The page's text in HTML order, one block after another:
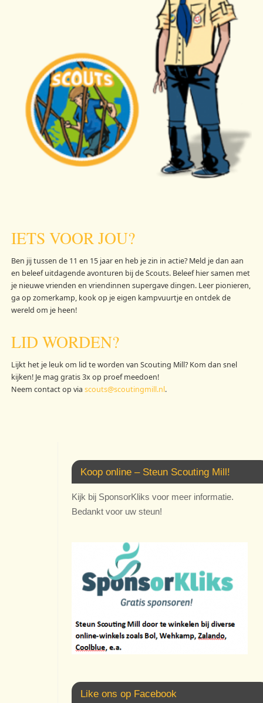
IETS VOOR JOU?
Ben jij tussen de 11 en 15 jaar en heb je zin in actie? Meld je dan aan
en beleef uitdagende avonturen bij de Scouts. Beleef hier samen met
je nieuwe vrienden en vriendinnen supergave dingen. Leer pionieren,
ga op zomerkamp, kook op je eigen kampvuurtje en ontdek de
wereld om je heen!
LID WORDEN?
Lijkt het je leuk om lid te worden van Scouting Mill? Kom dan snel
kijken! Je mag gratis 3x op proef meedoen!
Neem contact op via scouts@scoutingmill.nl.
Koop online – Steun Scouting Mill!
Kijk bij SponsorKliks voor meer informatie.
Bedankt voor uw steun!
Like ons op Facebook